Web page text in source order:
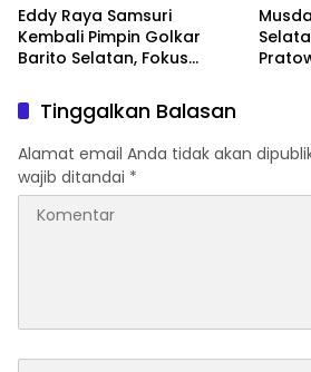
Eddy Raya Samsuri
Kembali Pimpin Golkar
Barito Selatan, Fokus
Hadapi Agenda Politik
Tinggalkan Balasan
Alamat email Anda tidak akan
wajib ditandai *